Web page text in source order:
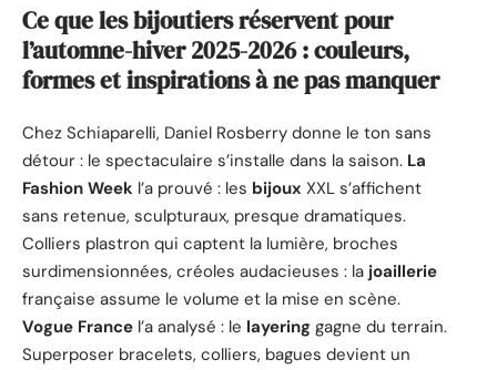
Ce que les bijoutiers réservent pour
l’automne-hiver 2025-2026 : couleurs,
formes et inspirations à ne pas manquer
Chez Schiaparelli, Daniel Rosberry donne le ton sans
détour : le spectaculaire s’installe dans la saison. La
Fashion Week l’a prouvé : les bijoux XXL s’affichent
sans retenue, sculpturaux, presque dramatiques.
Colliers plastron qui captent la lumière, broches
surdimensionnées, créoles audacieuses : la joaillerie
française assume le volume et la mise en scène.
Vogue France l’a analysé : le layering gagne du terrain.
Superposer bracelets, colliers, bagues devient un